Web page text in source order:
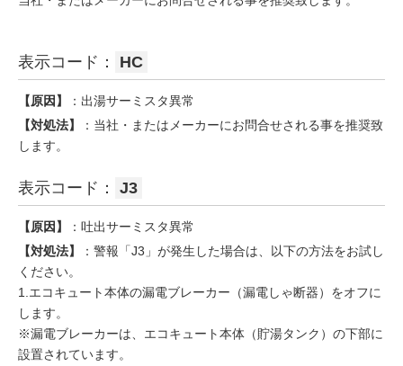
表示コード： HC
【原因】
：出湯サーミスタ異常
【対処法】
：当社・またはメーカーにお問合せされる事を推奨致
します。
表示コード： J3
【原因】
：吐出サーミスタ異常
【対処法】
：警報「J3」が発生した場合は、以下の方法をお試し
ください。
1.エコキュート本体の漏電ブレーカー（漏電しゃ断器）をオフに
します。
※漏電ブレーカーは、エコキュート本体（貯湯タンク）の下部に
設置されています。